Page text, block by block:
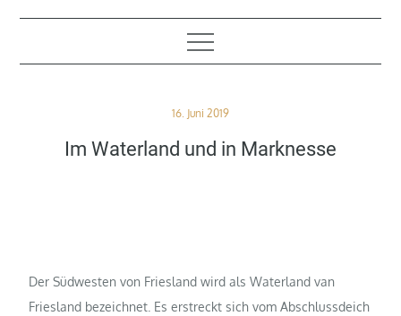
Posted
16. Juni 2019
Im Waterland und in Marknesse
Der Südwesten von Friesland wird als Waterland van
Friesland bezeichnet. Es erstreckt sich vom Abschlussdeich